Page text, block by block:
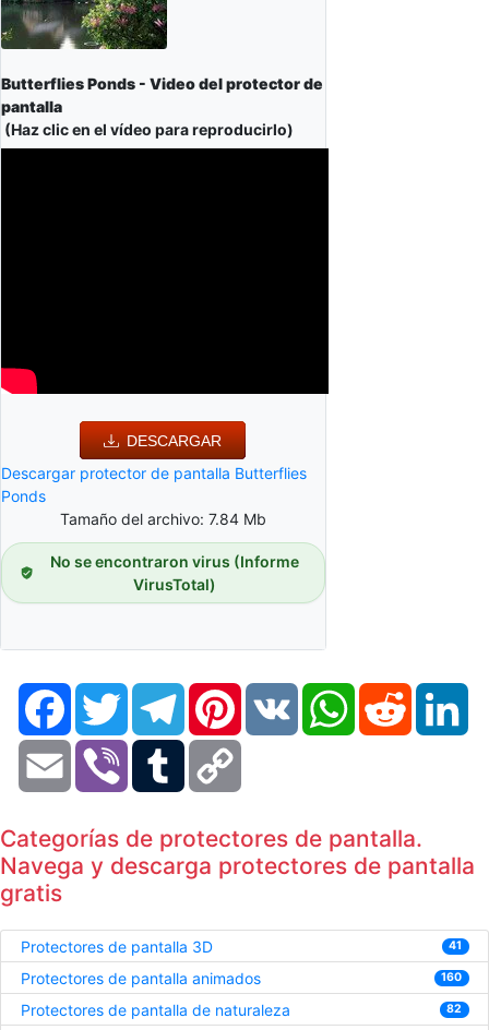
Butterflies Ponds - Video del protector de
pantalla
(Haz clic en el vídeo para reproducirlo)
DESCARGAR
Descargar protector de pantalla Butterflies
Ponds
Tamaño del archivo: 7.84 Mb
No se encontraron virus (Informe
VirusTotal)
FacebookTwitter TelegramPinterestVK WhatsAppReddit
Email Viber Tumblr
Categorías de protectores de pantalla.
Navega y descarga protectores de pantalla
gratis
Protectores de pantalla 3D 41
Protectores de pantalla animados 160
Protectores de pantalla de naturaleza 82